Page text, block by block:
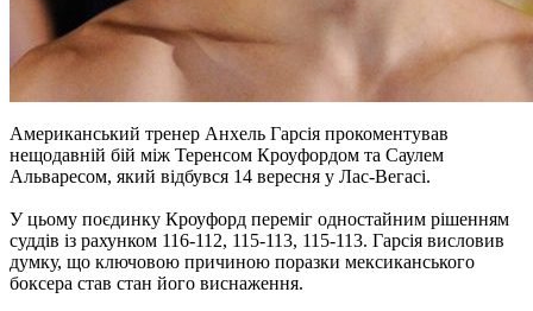
Американський тренер Анхель Гарсія прокоментував
нещодавній бій між Теренсом Кроуфордом та Саулем
Альваресом, який відбувся 14 вересня у Лас-Вегасі.
У цьому поєдинку Кроуфорд переміг одностайним рішенням
суддів із рахунком 116-112, 115-113, 115-113. Гарсія висловив
думку, що ключовою причиною поразки мексиканського
боксера став стан його виснаження.